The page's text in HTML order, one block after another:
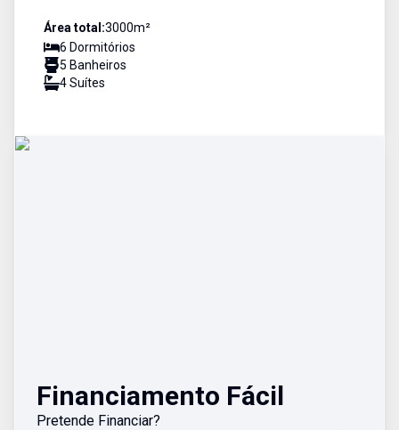
Área total:3000m²
6 Dormitórios
5 Banheiros
4Suítes
Financiamento Fácil
Pretende Financiar?